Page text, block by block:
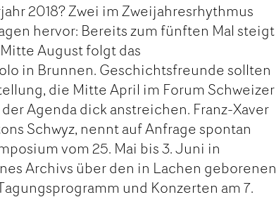
2018? Zwei im Zweijahresrhythmus
hervor: Bereits zum fünften Mal steigt
August folgt das
in Brunnen. Geschichtsfreunde sollten
die Mitte April im Forum Schweizer
Agenda dick anstreichen. Franz-Xaver
Schwyz, nennt auf Anfrage spontan
vom 25. Mai bis 3. Juni in
Archivs über den in Lachen geborenen
und Konzerten am 7.